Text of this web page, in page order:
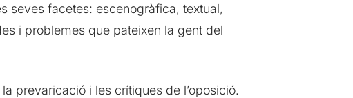
seves facetes: escenogràfica, textual,
i problemes que pateixen la gent del
prevaricació i les crítiques de l’oposició.